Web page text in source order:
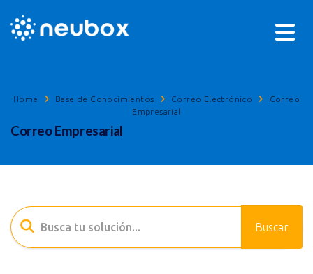
Home Base de Conocimientos Correo Electrónico
Correo
Empresarial
Correo Empresarial